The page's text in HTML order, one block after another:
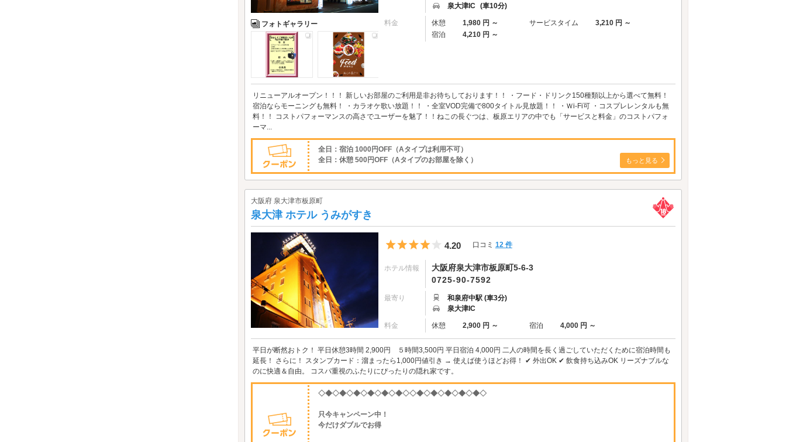
フォトギャラリー
泉大津IC (車10分)
料金 休憩 1,980 円 ～ サービスタイム
3,210 円 ～
宿泊
4,210 円 ～
リニューアルオープン！！！ 新しいお部屋のご利用是非お待ちしております！！ ・フード・ドリンク150種類以上から選べて無料！
宿泊ならモーニングも無料！ ・カラオケ歌い放題！！ ・全室VOD完備で800タイトル見放題！！ ・Ｗi-Fi可 ・コスプレレンタルも無
料！！ コストパフォーマンスの高さでユーザーを魅了！！ねこの長ぐつは、板原エリアの中でも「サービスと料金」のコストパフォ
ーマ...
全日：宿泊 1000円OFF（Aタイプは利用不可）
全日：休憩 500円OFF（Aタイプのお部屋を除く）
もっと見る
大阪府 泉大津市板原町
泉大津 ホテル うみがすき
5つ星のうち4
4.20 口コミ 12 件
ホテル情報
大阪府泉大津市板原町5-6-3
0725-90-7592
最寄り
和泉府中駅 (車3分)
泉大津IC
料金 休憩 2,900 円 ～ 宿泊 4,000 円 ～
平日が断然おトク！ 平日休憩3時間 2,900円 ５時間3,500円 平日宿泊 4,000円 二人の時間を長く過ごしていただくために宿泊時間も
延長！ さらに！ スタンプカード：溜まったら1,000円値引き → 使えば使うほどお得！ ✔ 外出OK ✔ 飲食持ち込みOK リーズナブルな
のに快適＆自由。 コスパ重視のふたりにぴったりの隠れ家です。
◇◆◇◆◇◆◇◆◇◆◇◆◇◇◆◇◆◇◆◇◆◇◆◇
只今キャンペーン中！
今だけダブルでお得